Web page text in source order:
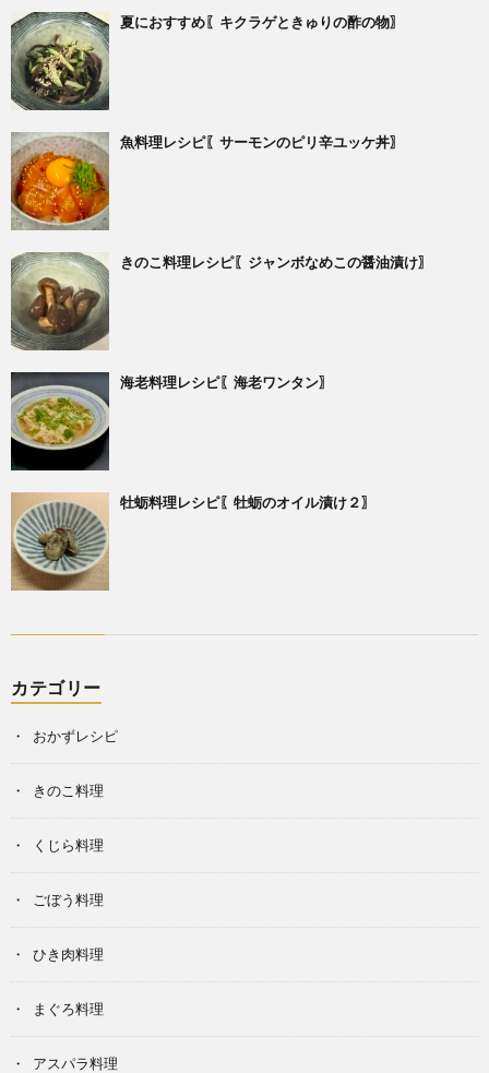
夏におすすめ〖キクラゲときゅりの酢の物〗
魚料理レシピ〖サーモンのピリ辛ユッケ丼〗
きのこ料理レシピ〖ジャンボなめこの醤油漬け〗
海老料理レシピ〖海老ワンタン〗
牡蛎料理レシピ〖牡蛎のオイル漬け２〗
カテゴリー
おかずレシピ
きのこ料理
くじら料理
ごぼう料理
ひき肉料理
まぐろ料理
アスパラ料理